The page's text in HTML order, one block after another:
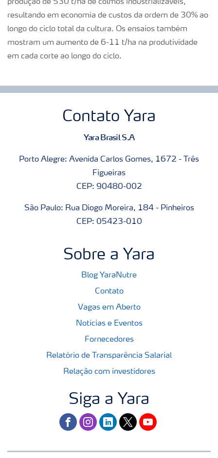
produção de 530 t/ha de colmos industrializáveis,
resultando em economia de custos da ordem de 30% ao
longo do ciclo total da cultura. Os ensaios também
mostram um aumento de 6-11 t/ha na produtividade
em cada corte ao longo do ciclo.
Contato Yara
Yara Brasil S.A
Porto Alegre: Avenida Carlos Gomes, 1672 - Três
Figueiras
CEP: 90480-002
São Paulo: Rua Diogo Moreira, 184 - Pinheiros
CEP: 05423-010
Sobre a Yara
Blog YaraNutre
Contato
Vagas em Aberto
Notícias e Eventos
Fornecedores
Relatório de Transparência Salarial
Relação com investidores
Siga a Yara
facebookinstagram
linkedintwitteryoutube